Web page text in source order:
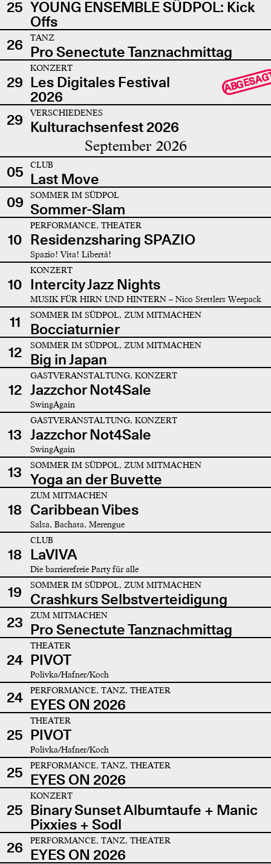
25 YOUNG ENSEMBLE SÜDPOL: Kick
Offs
26
TANZ
Pro Senectute Tanznachmittag
29
KONZERT
Les Digitales Festival
2026
29 VERSCHIEDENES
Kulturachsenfest 2026
September 2026
05 CLUB
Last Move
09
SOMMER IM SÜDPOL
Sommer-Slam
10
PERFORMANCE, THEATER
Residenzsharing SPAZIO
Spazio! Vita! Libertà!
10
KONZERT
Intercity Jazz Nights
MUSIK FÜR HIRN UND HINTERN – Nico Stettlers Weepack
11 SOMMER IM SÜDPOL, ZUM MITMACHEN
Bocciaturnier
12
SOMMER IM SÜDPOL, ZUM MITMACHEN
Big in Japan
12
GASTVERANSTALTUNG, KONZERT
Jazzchor Not4Sale
SwingAgain
13
GASTVERANSTALTUNG, KONZERT
Jazzchor Not4Sale
SwingAgain
13 SOMMER IM SÜDPOL, ZUM MITMACHEN
Yoga an der Buvette
18
ZUM MITMACHEN
Caribbean Vibes
Salsa, Bachata, Merengue
18
CLUB
LaVIVA
Die barrierefreie Party für alle
19 SOMMER IM SÜDPOL, ZUM MITMACHEN
Crashkurs Selbstverteidigung
23
ZUM MITMACHEN
Pro Senectute Tanznachmittag
24
THEATER
PIVOT
Polivka/Hafner/Koch
24 PERFORMANCE, TANZ, THEATER
EYES ON 2026
25
THEATER
PIVOT
Polivka/Hafner/Koch
25 PERFORMANCE, TANZ, THEATER
EYES ON 2026
25
KONZERT
Binary Sunset Albumtaufe + Manic
Pixxies + Sodl
26
PERFORMANCE, TANZ, THEATER
EYES ON 2026